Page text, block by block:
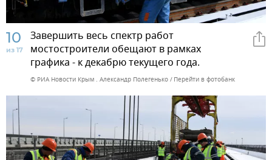
10
из 17
Завершить весь спектр работ
мостостроители обещают в рамках
графика - к декабрю текущего года.
© РИА Новости Крым . Александр Полегенько Перейти в фотобанк